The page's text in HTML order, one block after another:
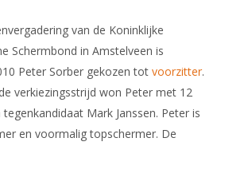
van de Koninklijke
Schermbond in Amstelveen is
Peter Sorber gekozen tot voorzitter.
verkiezingsstrijd won Peter met 12
Mark Janssen. Peter is
en voormalig topschermer. De